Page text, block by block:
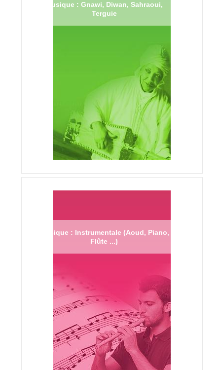
Musique : Gnawi, Diwan, Sahraoui,
Terguie
Musique : Instrumentale (Aoud, Piano,
Flûte ...)